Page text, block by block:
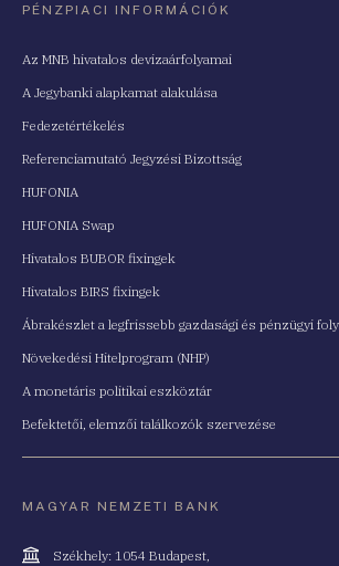
PÉNZPIACI INFORMÁCIÓK
Az MNB hivatalos devizaárfolyamai
A Jegybanki alapkamat alakulása
Fedezetértékelés
Referenciamutató Jegyzési Bizottság
HUFONIA
HUFONIA Swap
Hivatalos BUBOR fixingek
Hivatalos BIRS fixingek
Ábrakészlet a legfrissebb gazdasági és pénzügyi
Növekedési Hitelprogram (NHP)
A monetáris politikai eszköztár
Befektetői, elemzői találkozók szervezése
MAGYAR NEMZETI BANK
Cím
Székhely: 1054 Budapest,